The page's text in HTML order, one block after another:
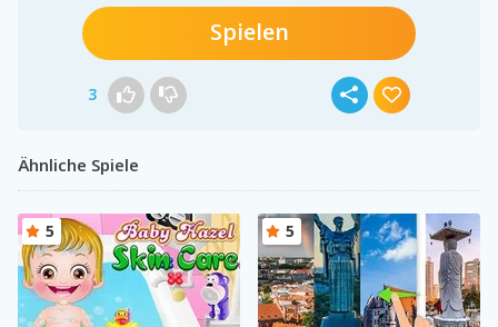
Spielen
3
Ähnliche Spiele
5 5